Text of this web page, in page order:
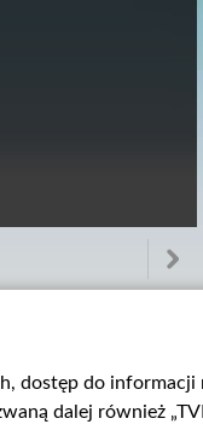
dostęp do informacji
dalej również